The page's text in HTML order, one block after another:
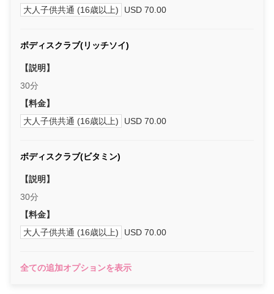
大人子供共通 (16歳以上) USD 70.00
ボディスクラブ(リッチソイ)
【説明】
30分
【料金】
大人子供共通 (16歳以上)
USD 70.00
ボディスクラブ(ビタミン)
【説明】
30分
【料金】
大人子供共通 (16歳以上)
USD 70.00
全ての追加オプションを表示